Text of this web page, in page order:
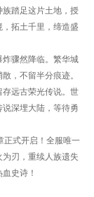
踏足这片土地，授
拓土千里，缔造盛
骤然降临。繁华城
，不留半分痕迹。
远古荣光传说。世
深埋大陆，等待勇
式开启！全服唯一
刃，重续人族遗失
史诗！